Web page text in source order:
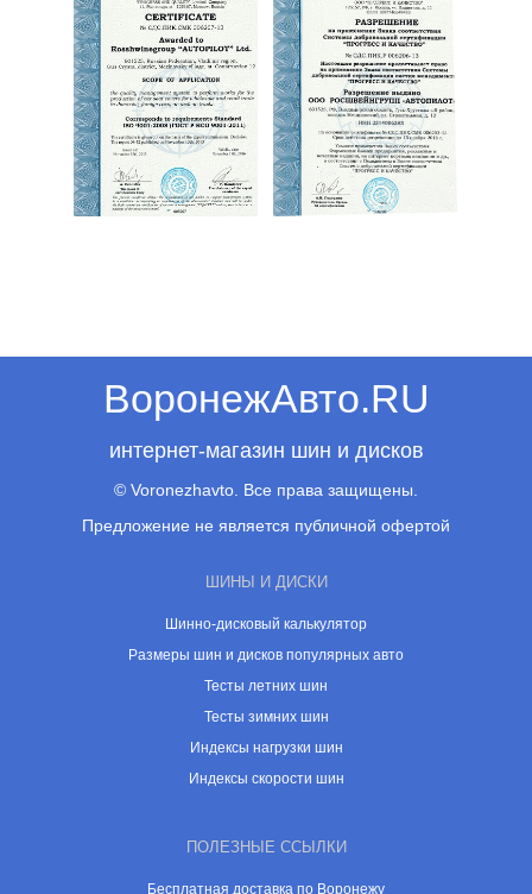
ВоронежАвто.RU
интернет-магазин шин и дисков
© Voronezhavto. Все права защищены.
Предложение не является публичной офертой
ШИНЫ И ДИСКИ
Шинно-дисковый калькулятор
Размеры шин и дисков популярных авто
Тесты летних шин
Тесты зимних шин
Индексы нагрузки шин
Индексы скорости шин
ПОЛЕЗНЫЕ ССЫЛКИ
Бесплатная доставка по Воронежу